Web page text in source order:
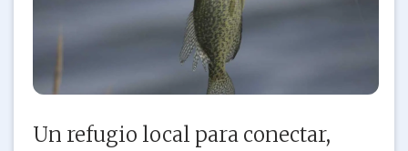
Un refugio local para conectar,